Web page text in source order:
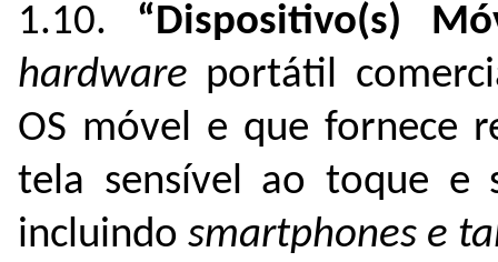
1.10. “Dispositivo(s)
hardware portátil
OS móvel e que fornece
tela sensível ao toque e
incluindo smartphones e